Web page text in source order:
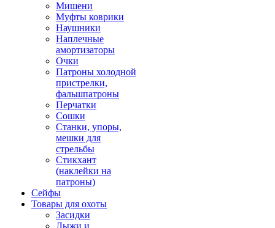
Мишени
Муфты коврики
Наушники
Наплечные
амортизаторы
Очки
Патроны холодной
пристрелки,
фальшпатроны
Перчатки
Сошки
Станки, упоры,
мешки для
стрельбы
Стикхант
(наклейки на
патроны)
Сейфы
Товары для охоты
Засидки
Лыжи и